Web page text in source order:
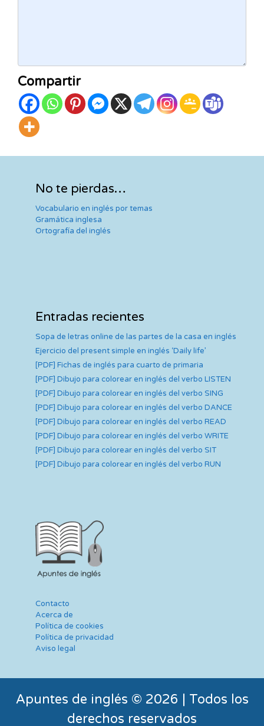
Compartir
No te pierdas…
Vocabulario en inglés por temas
Gramática inglesa
Ortografía del inglés
Entradas recientes
Sopa de letras online de las partes de la casa en inglés
Ejercicio del present simple en inglés ‘Daily life’
[PDF] Fichas de inglés para cuarto de primaria
[PDF] Dibujo para colorear en inglés del verbo LISTEN
[PDF] Dibujo para colorear en inglés del verbo SING
[PDF] Dibujo para colorear en inglés del verbo DANCE
[PDF] Dibujo para colorear en inglés del verbo READ
[PDF] Dibujo para colorear en inglés del verbo WRITE
[PDF] Dibujo para colorear en inglés del verbo SIT
[PDF] Dibujo para colorear en inglés del verbo RUN
Contacto
Acerca de
Política de cookies
Política de privacidad
Aviso legal
Apuntes de inglés © 2026 | Todos los
derechos reservados